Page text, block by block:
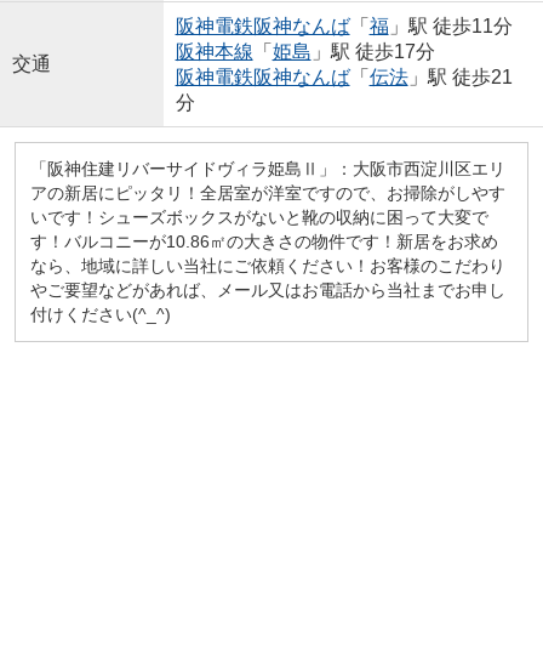
交通
阪神電鉄阪神なんば「 福」駅 徒歩11分
阪神本線 「 姫島 」駅 徒歩17分
阪神電鉄阪神なんば「 伝法」駅 徒歩21
分
「阪神住建リバーサイドヴィラ姫島Ⅱ」：大阪市西淀川区エリ
アの新居にピッタリ！全居室が洋室ですので、お掃除がしやす
いです！シューズボックスがないと靴の収納に困って大変で
す！バルコニーが10.86㎡の大きさの物件です！新居をお求め
なら、地域に詳しい当社にご依頼ください！お客様のこだわり
やご要望などがあれば、メール又はお電話から当社までお申し
付けください(^_^)